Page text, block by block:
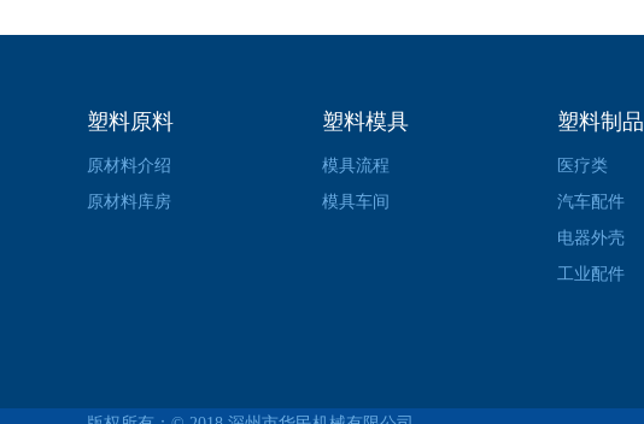
塑料原料
原材料介绍
原材料库房
塑料模具
模具流程
模具车间
塑料制品
医疗类
汽车配件
电器外壳
工业配件